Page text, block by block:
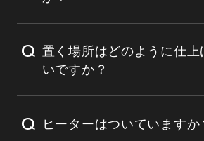
最新の納期についてはお問い
ありませんが、汚れが気に
で擦る事で綺麗になります
解の上、ご検討ください。
置く場所はどのように仕上
いですか？
3台ほどの重量がありますの
ヒーターはついていますか